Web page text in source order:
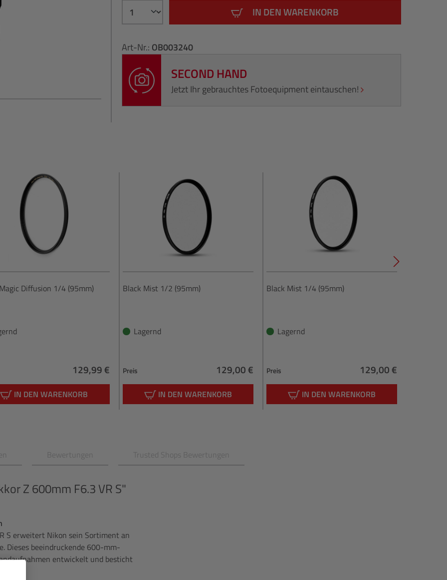
IN DEN WARENKORB
Art-Nr.: OB003240
SECOND HAND
Jetzt Ihr gebrauchtes Fotoequipment eintauschen!
Diffusion 1/4 (95mm)
Regulärer Preis:
129,99 €
IN DEN WARENKORB
Black Mist 1/2 (95mm)
Lagernd
Preis
Regulärer Preis:
129,00 €
IN DEN WARENKORB
Black Mist 1/4 (95mm)
Lagernd
Preis
Regulärer Preis:
129,00 €
IN DEN WARENKORB
Bewertungen Trusted Shops Bewertungen
Z 600mm F6.3 VR S"
S erweitert Nikon sein Sortiment an
Dieses beeindruckende 600-mm-
entwickelt und besticht